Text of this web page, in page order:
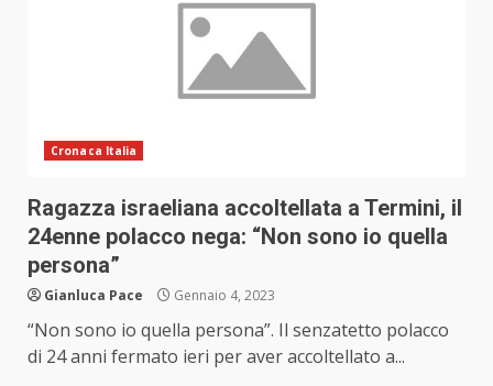
Cronaca Italia
Ragazza israeliana accoltellata a Termini, il
24enne polacco nega: “Non sono io quella
persona”
Gianluca Pace Gennaio 4, 2023
“Non sono io quella persona”. Il senzatetto polacco
di 24 anni fermato ieri per aver accoltellato a...